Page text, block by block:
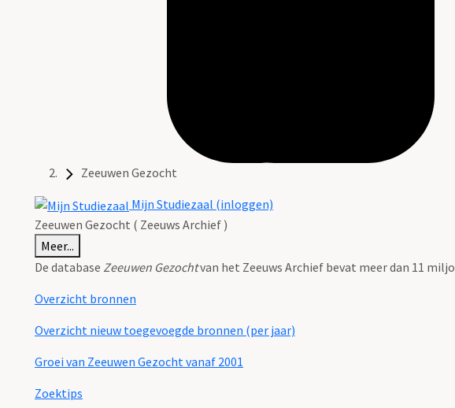
Zeeuwen Gezocht
Mijn Studiezaal (inloggen)
Zeeuwen Gezocht ( Zeeuws Archief )
Meer...
De database Zeeuwen Gezochtvan het Zeeuws Archief bevat meer dan 11
Overzicht bronnen
Overzicht nieuw toegevoegde bronnen (per jaar)
Groei van Zeeuwen Gezocht vanaf 2001
Zoektips